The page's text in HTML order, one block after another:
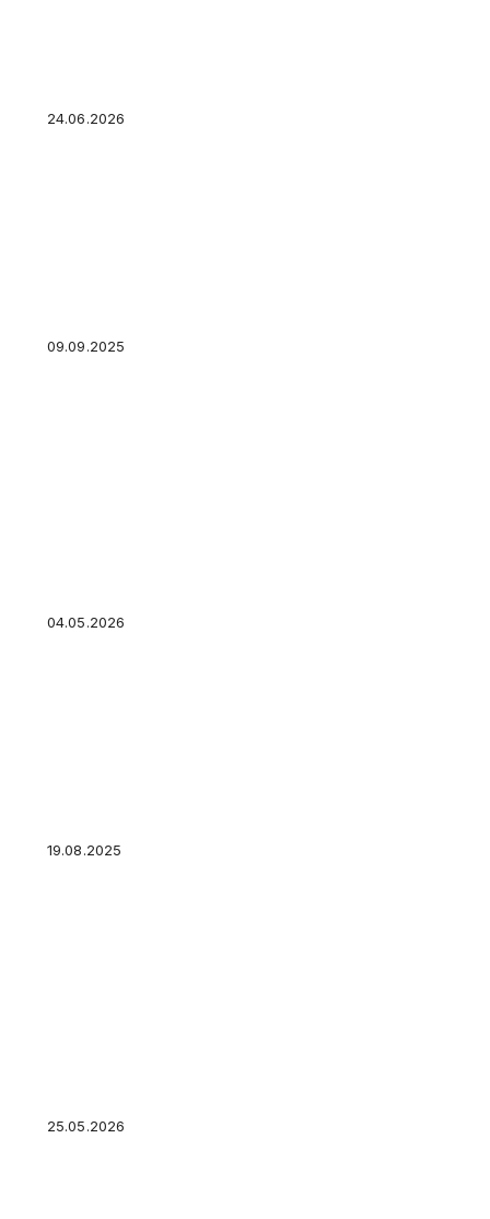
24.06.2026
09.09.2025
04.05.2026
19.08.2025
25.05.2026